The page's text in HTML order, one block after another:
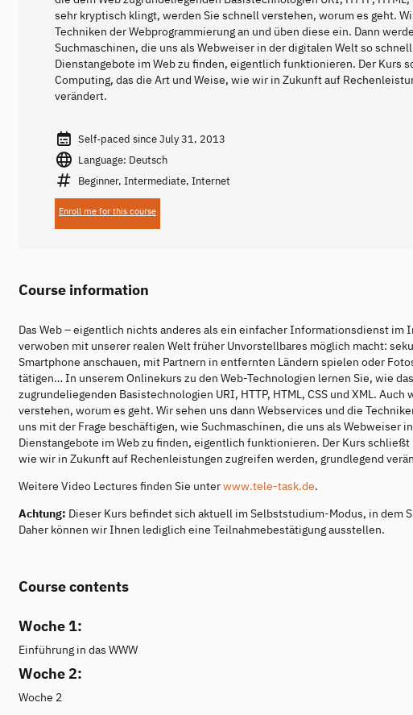
sehr kryptisch klingt, werden Sie schnell verstehen, worum es geht.
Techniken der Webprogrammierung an und üben diese ein. Dann
Suchmaschinen, die uns als Webweiser in der digitalen Welt so
Dienstangebote im Web zu finden, eigentlich funktionieren. Der Kurs
Computing, das die Art und Weise, wie wir in Zukunft auf
verändert.
Self-paced since July 31, 2013
Language: Deutsch
Beginner, Intermediate, Internet
Enroll me for this course
Course information
Das Web – eigentlich nichts anderes als ein einfacher Informationsdienst
verwoben mit unserer realen Welt früher Unvorstellbares möglich macht:
Smartphone anschauen, mit Partnern in entfernten Ländern spielen oder
tätigen… In unserem Onlinekurs zu den Web-Technologien lernen Sie, wie
zugrundeliegenden Basistechnologien URI, HTTP, HTML, CSS und XML.
verstehen, worum es geht. Wir sehen uns dann Webservices und die
uns mit der Frage beschäftigen, wie Suchmaschinen, die uns als
Dienstangebote im Web zu finden, eigentlich funktionieren. Der Kurs
wie wir in Zukunft auf Rechenleistungen zugreifen werden, grundlegend
Weitere Video Lectures finden Sie unterwww.tele-task.de.
Achtung: Dieser Kurs befindet sich aktuell im Selbststudium-Modus, in dem
Daher können wir Ihnen lediglich eine Teilnahmebestätigung ausstellen.
Course contents
Woche 1:
Einführung in das WWW
Woche 2:
Woche 2